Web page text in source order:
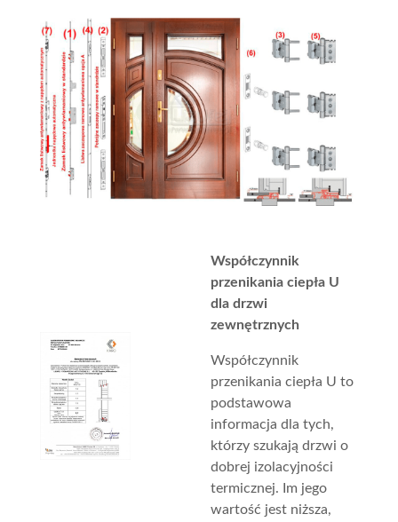
Współczynnik
przenikania ciepła U
dla drzwi
zewnętrznych
Współczynnik
przenikania ciepła U to
podstawowa
informacja dla tych,
którzy szukają drzwi o
dobrej izolacyjności
termicznej. Im jego
wartość jest niższa,